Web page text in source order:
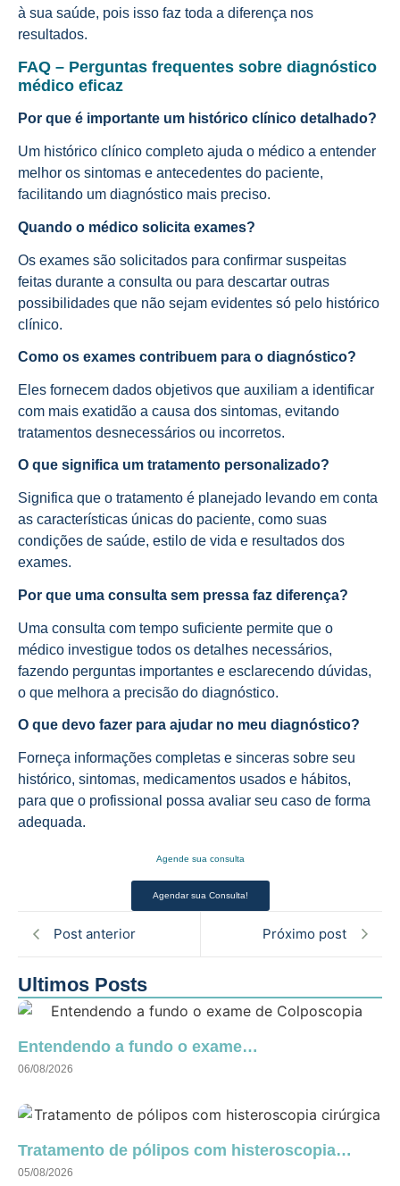
à sua saúde, pois isso faz toda a diferença nos
resultados.
FAQ – Perguntas frequentes sobre diagnóstico
médico eficaz
Por que é importante um histórico clínico detalhado?
Um histórico clínico completo ajuda o médico a entender
melhor os sintomas e antecedentes do paciente,
facilitando um diagnóstico mais preciso.
Quando o médico solicita exames?
Os exames são solicitados para confirmar suspeitas
feitas durante a consulta ou para descartar outras
possibilidades que não sejam evidentes só pelo histórico
clínico.
Como os exames contribuem para o diagnóstico?
Eles fornecem dados objetivos que auxiliam a identificar
com mais exatidão a causa dos sintomas, evitando
tratamentos desnecessários ou incorretos.
O que significa um tratamento personalizado?
Significa que o tratamento é planejado levando em conta
as características únicas do paciente, como suas
condições de saúde, estilo de vida e resultados dos
exames.
Por que uma consulta sem pressa faz diferença?
Uma consulta com tempo suficiente permite que o
médico investigue todos os detalhes necessários,
fazendo perguntas importantes e esclarecendo dúvidas,
o que melhora a precisão do diagnóstico.
O que devo fazer para ajudar no meu diagnóstico?
Forneça informações completas e sinceras sobre seu
histórico, sintomas, medicamentos usados e hábitos,
para que o profissional possa avaliar seu caso de forma
adequada.
Agende sua consulta
Agendar sua Consulta!
Post anterior Próximo post
Ultimos Posts
Entendendo a fundo o exame…
06/08/2026
Tratamento de pólipos com histeroscopia…
05/08/2026